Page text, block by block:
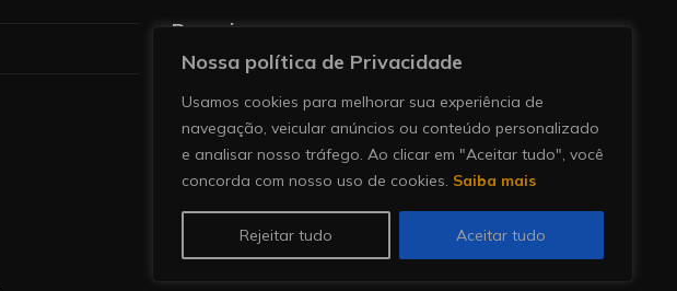
Nossa política de Privacidade
Usamos cookies para melhorar sua experiência de
navegação, veicular anúncios ou conteúdo personalizado
e analisar nosso tráfego. Ao clicar em "Aceitar tudo", você
concorda com nosso uso de cookies. Saiba mais
Rejeitar tudo Aceitar tudo
Pesquise